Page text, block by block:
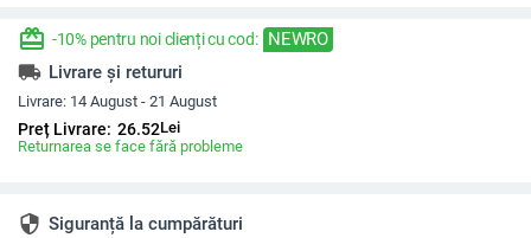
redeem -10% pentru noi clienți cu cod: NEWRO
local_shipping Livrare și retururi
Livrare: 14 August - 21 August
Preț Livrare: 26.52Lei
Returnarea se face fără probleme
security Siguranță la cumpărături